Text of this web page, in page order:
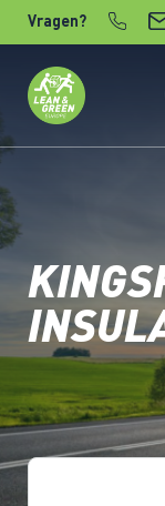
Verder naar content
Vragen?